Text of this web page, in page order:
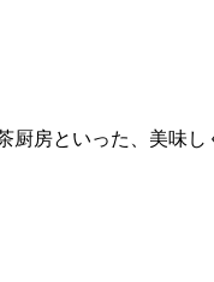
房といった、美味